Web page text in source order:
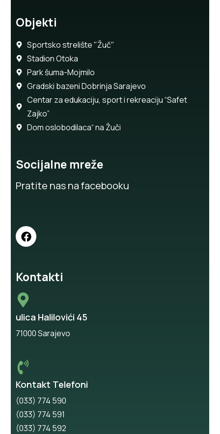
Objekti
Sportsko strelište "Žuč"
Stadion Otoka
Park šuma-Mojmilo
Gradski bazeni Dobrinja Sarajevo
Centar za edukaciju, sport i rekreaciju “Safet
Zajko”
Dom oslobodilaca“ na Žuči
Socijalne mreže
Pratite nas na facebooku
Kontakti
ulica Halilovići 45
71000 Sarajevo
Kontakt Telefoni
(033) 774 590
(033) 774 591
(033) 774 592